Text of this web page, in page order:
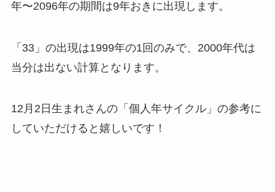
年〜2096年の期間は9年おきに出現します。
「33」の出現は1999年の1回のみで、2000年代は
当分は出ない計算となります。
12月2日生まれさんの「個人年サイクル」の参考に
していただけると嬉しいです！